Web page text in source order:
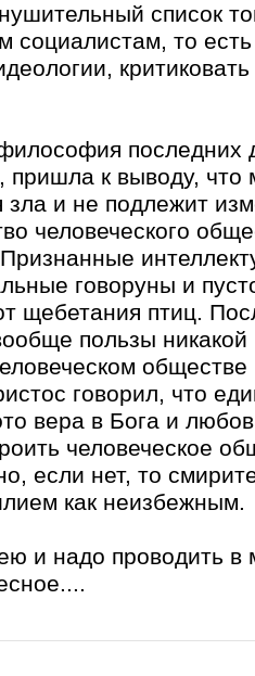
список
социалистам, то
последних
пришла к выводу, что
зла и не подлежит
человеческого
говоруны и
щебетания птиц.
пользы
говорил, что
вера в Бога и
человеческое
если нет, то
как неизбежным.
и надо проводить в